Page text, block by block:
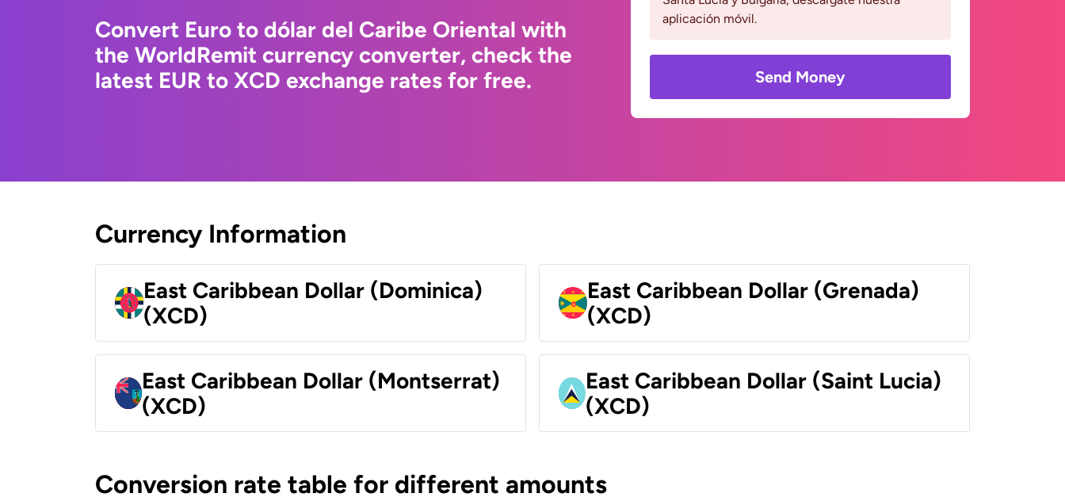
Convert Euro to dólar del Caribe Oriental with
the WorldRemit currency converter, check the
latest EUR to XCD exchange rates for free.
aplicación móvil.
Send Money
Currency Information
East Caribbean Dollar (Dominica)
(XCD)
East Caribbean Dollar (Grenada)
(XCD)
East Caribbean Dollar (Montserrat)
(XCD)
East Caribbean Dollar (Saint Lucia)
(XCD)
Conversion rate table for different amounts